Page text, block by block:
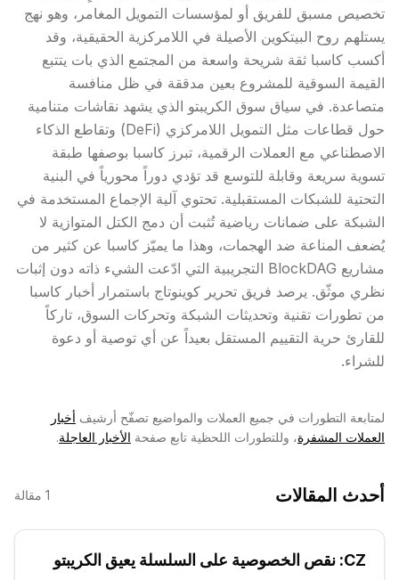
تخصيص مسبق للفريق أو لمؤسسات التمويل المغامر، وهو نهج
يستلهم روح البيتكوين الأصيلة في اللامركزية الحقيقية، وقد
أكسب كاسبا ثقة شريحة واسعة من المجتمع الذي بات يتتبع
القيمة السوقية للمشروع بعين مدققة في ظل منافسة
متصاعدة. في سياق سوق الكريبتو الذي يشهد نقاشات متنامية
حول قطاعات مثل التمويل اللامركزي
(DeFi) وتقاطع الذكاء
الاصطناعي مع العملات الرقمية، تبرز كاسبا بوصفها طبقة
تسوية سريعة وقابلة للتوسع قد تؤدي دوراً محورياً في البنية
التحتية للشبكات المستقبلية. تحتوي آلية الإجماع المستخدمة في
الشبكة على ضمانات رياضية تُثبت أن دمج الكتل المتوازية لا
يُضعف المناعة ضد الهجمات، وهذا ما يميّز كاسبا عن كثير من
مشاريع BlockDAG التجريبية التي ادّعت الشيء ذاته دون إثبات
نظري موثّق. يرصد فريق تحرير كوينوتاج باستمرار أخبار كاسبا
من تطورات تقنية وتحديثات الشبكة وتحركات السوق، تاركاً
للقارئ حرية التقييم المستقل بعيداً عن أي توصية أو دعوة
للشراء.
لمتابعة التطورات في جميع العملات والمواضيع تصفّح أرشيف أخبار
العملات المشفرة، وللتطورات اللحظية تابع صفحة الأخبار العاجلة.
أحدث المقالات 1 مقالة
CZ: نقص الخصوصية على السلسلة يعيق الكريبتو